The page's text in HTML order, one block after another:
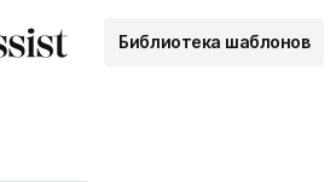
Библиотека шаблонов